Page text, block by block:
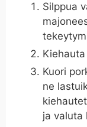
Silppua
Kuori
ne
ja valuta